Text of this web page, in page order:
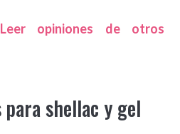
Leer opiniones de otros
para shellac y gel